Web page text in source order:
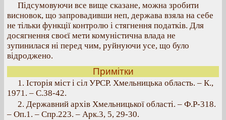
Підсумовуючи все вище сказане, можна зробити
висновок, що запровадивши неп, держава взяла на себе
не тільки функції контролю і стягнення податків. Для
досягнення своєї мети комуністична влада не
зупинилася ні перед чим, руйнуючи усе, що було
відроджено.
Примітки
1. Історія міст і сіл УРСР. Хмельницька область. – К.,
1971. – С.38-42.
2. Державний архів Хмельницької області. – Ф.Р-318.
– Оп.1. – Спр.223. – Арк.3, 5, 29-30.